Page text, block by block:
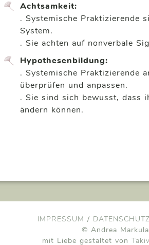
Achtsamkeit:
. Systemische Praktizierende
System.
. Sie achten auf nonverbale
Hypothesenbildung:
. Systemische Praktizierende
überprüfen und anpassen.
. Sie sind sich bewusst, dass
ändern können.
IMPRESSUM / DATENSCHUTZ
© Andrea Markula
mit Liebe gestaltet von